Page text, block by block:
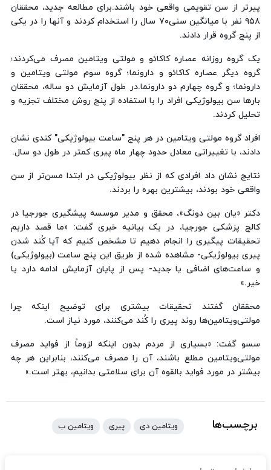
پیرتر از سن تقویمی واقعی خود باشند.برای مطالعه جدید، محققان
۹۵۸ نفر با میانگین سنی۷۰ سال را استخدام کردند و آنها را در یکی
از پنج گروه قرار دادند.
یک گروه روزانه عصاره کاکائو و مولتی ویتامین مصرف می‌کردند؛
گروه دیگر عصاره کاکائو و دارونما؛ گروه سوم مولتی ویتامین و
دارونما؛ و گروه چهارم دو دارونما.در طول آزمایش دو ساله، محققان
بارها سن بیولوژیکی افراد را با استفاده از پنج روش مختلف تجزیه و
تحلیل کردند.
افراد گروه مولتی ویتامین در هر پنج "ساعت بیولوژیکی" کندی نشان
دادند، با تغییراتی معادل حدود چهار ماه پیری کمتر در طول دو سال.
نتایج نشان داد افرادی که از نظر بیولوژیکی در ابتدا مسن‌تر از سن
واقعی خود بودند، بیشترین بهره را بردند.
دکتر «یان بین دونگ»، محقق و مدیر موسسه پیشگیری جورجیا در
کالج پزشکی جورجیا، در یک بیانیه خبری گفت: «ما قصد داریم
تحقیقات پیگیری را انجام دهیم تا مشخص کنیم که آیا کُند شدن
پیری بیولوژیکی- مشاهده شده از طریق این پنج ساعت (بیولوژیکی)
و ساعت‌های اضافی یا جدید- پس از پایان آزمایش ادامه دارد یا
خیر.»
محققان گفتند تحقیقات بیشتری برای توضیح اینکه چرا
مولتی‌ویتامین‌ها روند پیری را کُند می‌کنند، مورد نیاز است.
سسو گفت: «بسیاری از مردم بدون اینکه لزوماً از فواید مصرف
مولتی‌ویتامین مطلع باشند، آن را مصرف می‌کنند، بنابراین هر چه
بیشتر در مورد فواید بالقوه آن برای سلامتی بدانیم، بهتر است.»
برچسب‌ها ویتامین دی پیری ویتامین ب